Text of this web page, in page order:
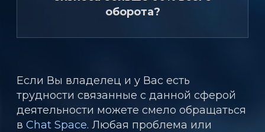
оборота?
Если Вы владелец и у Вас есть
трудности связанные с данной сферой
деятельности можете смело обращаться
в Chat Space. Любая проблема или